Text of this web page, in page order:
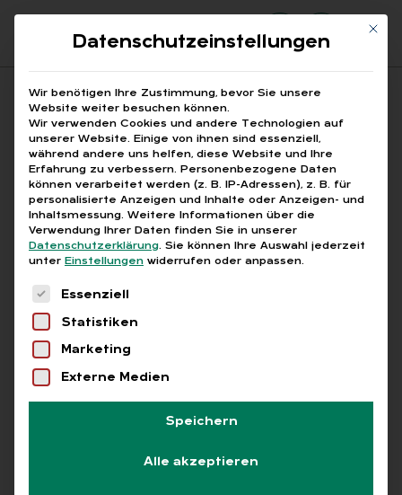
Suchfeld
Suchen
Breadcrumb-Navigation
STARTSEITE ARBEITSRECHTLICHE WEISUNG
Alle Bei­trä­ge mit dem
Schlag­wort „ar­beits­
recht­li­che Wei­sung“
Alle Free Abo L+G +
Keine Beiträge gefunden
Mit
Datenschutzeinstellungen
Wir benötigen Ihre Zustimmung, bevor Sie unsere
Website weiter besuchen können.
Wir verwenden Cookies und andere Technologien auf
unserer Website. Einige von ihnen sind essenziell,
während andere uns helfen, diese Website und Ihre
Erfahrung zu verbessern. Personenbezogene Daten
können verarbeitet werden (z. B. IP-Adressen), z. B. für
personalisierte Anzeigen und Inhalte oder Anzeigen- und
Inhaltsmessung. Weitere Informationen über die
Verwendung Ihrer Daten finden Sie in unserer
Datenschutzerklärung. Sie können Ihre Auswahl jederzeit
unter Einstellungen widerrufen oder anpassen.
Es folgt eine Liste der Service-Gruppen, für
Essenziell
Statistiken
Marketing
Externe Medien
Speichern
Alle akzeptieren